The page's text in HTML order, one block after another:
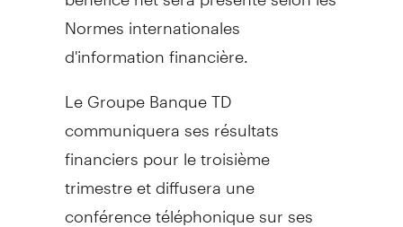
Normes internationales
d'information financière.
Le Groupe Banque TD
communiquera ses résultats
financiers pour le troisième
trimestre et diffusera une
conférence téléphonique sur ses